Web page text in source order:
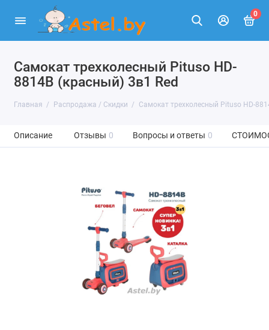
0
Самокат трехколесный Pituso HD-
8814B (красный) 3в1 Red
Главная Распродажа / Скидки Самокат трехколесный Pituso HD-
Описание Отзывы 0 Вопросы и ответы 0